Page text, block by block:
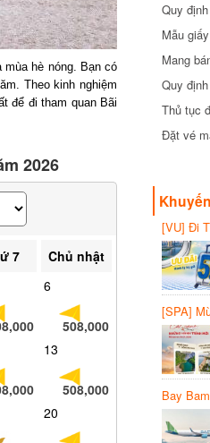
hè nóng. Bạn có
Theo kinh nghiệm
để đi tham quan Bãi
2026
7
Chủ nhật
6
508,000
13
508,000
20
Quy
cần biết
Mẫu
Mang
Quy
Thủ tục
Đặt vé
[VU] Đi
giảm
[SPA]
20%
Bay